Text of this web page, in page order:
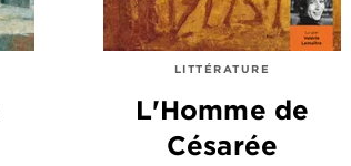
LITTÉRATURE
L'Homme de
Césarée